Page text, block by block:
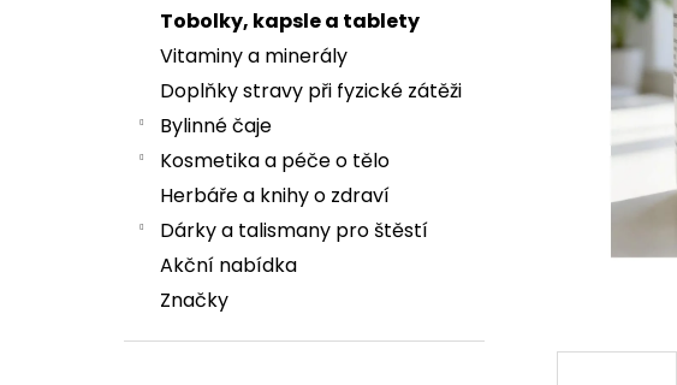
Tobolky, kapsle a tablety
Vitaminy a minerály
Doplňky stravy při fyzické zátěži
Bylinné čaje
Kosmetika a péče o tělo
Herbáře a knihy o zdraví
Dárky a talismany pro štěstí
Akční nabídka
Značky